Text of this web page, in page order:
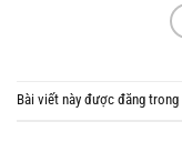
Bài viết này được đăng trong